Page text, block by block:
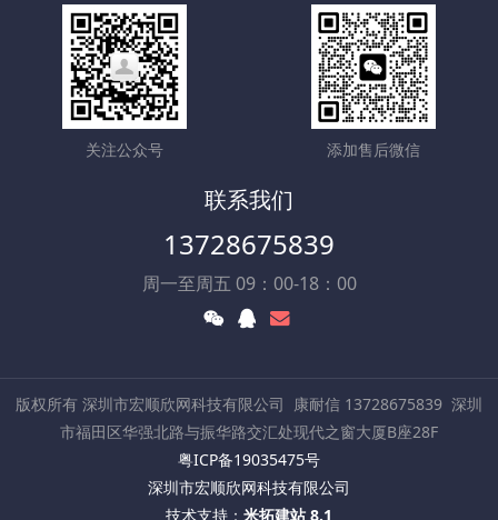
关注公众号 添加售后微信
联系我们
13728675839
周一至周五 09：00-18：00
版权所有 深圳市宏顺欣网科技有限公司 康耐信 13728675839 深圳
市福田区华强北路与振华路交汇处现代之窗大厦B座28F
粤ICP备19035475号
深圳市宏顺欣网科技有限公司
技术支持： 米拓建站 8.1